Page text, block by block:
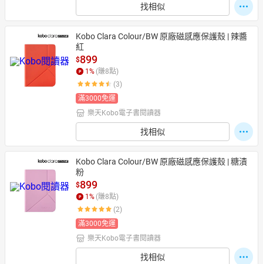
找相似
Kobo Clara Colour/BW 原廠磁感應保護殼 | 辣醬
紅
$899
1 % (賺8點)
(3)
滿3000免運
樂天Kobo電子書閱讀器
找相似
Kobo Clara Colour/BW 原廠磁感應保護殼 | 糖漬
粉
$899
1 % (賺8點)
(2)
滿3000免運
樂天Kobo電子書閱讀器
找相似